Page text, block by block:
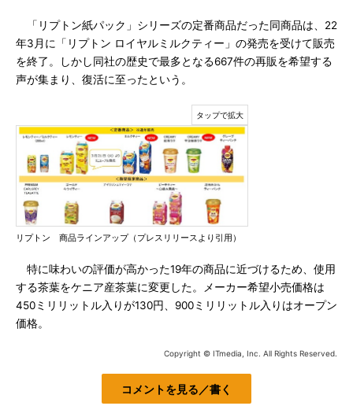
「リプトン紙パック」シリーズの定番商品だった同商品は、22
年3月に「リプトン ロイヤルミルクティー」の発売を受けて販売
を終了。しかし同社の歴史で最多となる667件の再販を希望する
声が集まり、復活に至ったという。
リプトン 商品ラインアップ（プレスリリースより引用）
特に味わいの評価が高かった19年の商品に近づけるため、使用
する茶葉をケニア産茶葉に変更した。メーカー希望小売価格は
450ミリリットル入りが130円、900ミリリットル入りはオープン
価格。
Copyright © ITmedia, Inc. All Rights Reserved.
コメントを見る／書く